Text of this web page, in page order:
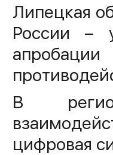
Липецкая
России –
В
цифровая